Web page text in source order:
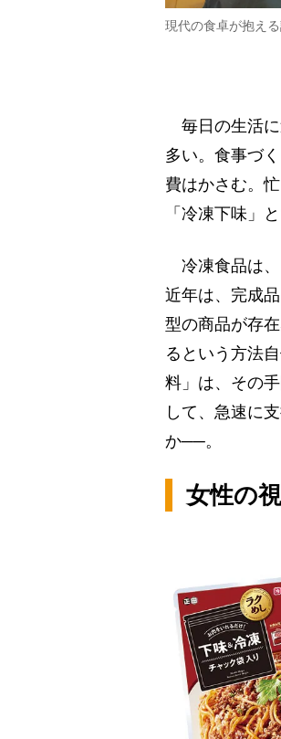
現代の食卓が抱え
毎日の生活に
多い。食事づ
費はかさむ。
「冷凍下味」
冷凍食品は、
近年は、完成
型の商品が存
るという方法
料」は、その
して、急速に
か──。
女性の